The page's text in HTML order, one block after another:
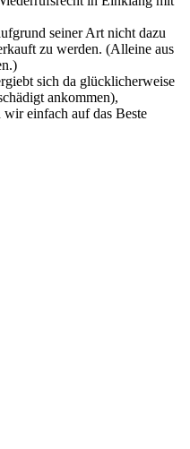
seiner Art nicht dazu
zu werden. (Alleine aus
sich da glücklicherweise
ankommen),
einfach auf das Beste